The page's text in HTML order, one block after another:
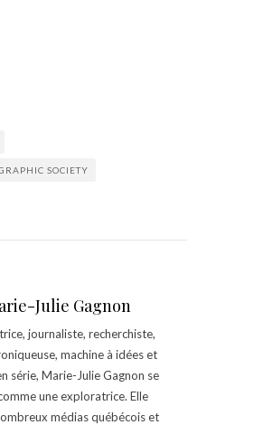
SOCIETY
Julie Gagnon
journaliste, recherchiste,
machine à idées et
série, Marie-Julie Gagnon se
une exploratrice. Elle
médias québécois et